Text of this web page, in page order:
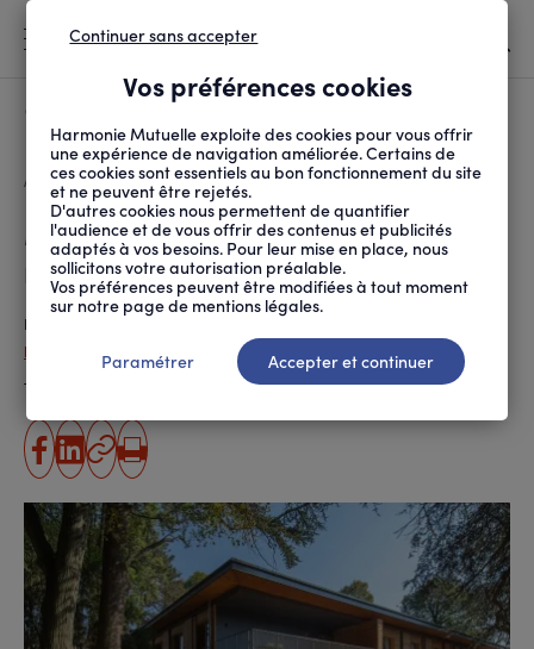
D'ARIANE
ACCUEIL SOCIÉTÉ AIDE À LA PERSONNE MAISON DE RÉPIT : OF...
Maison de répit : offrir du
repos aux aidants et aux aidés
Publié le
Paola Da Silva
Temps de lecture estimé 5 minute(s)
partager
sur
facebook
partager
sur
linkedin
Copier
l'URL
Imprimer
Vos préférences cookies
Harmonie Mutuelle exploite des cookies pour vous offrir
une expérience de navigation améliorée. Certains de
ces cookies sont essentiels au bon fonctionnement du site
et ne peuvent être rejetés.
D'autres cookies nous permettent de quantifier
l'audience et de vous offrir des contenus et publicités
adaptés à vos besoins. Pour leur mise en place, nous
sollicitons votre autorisation préalable.
Vos préférences peuvent être modifiées à tout moment
sur notre page de mentions légales.
Continuer sans accepter
Paramétrer Accepter et continuer